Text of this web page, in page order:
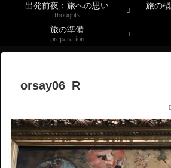
出発前夜：旅への思い
thoughts
旅の準備
preparation
orsay06_R